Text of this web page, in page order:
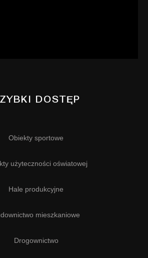
DOSTĘP
Obiekty sportowe
użyteczności oświatowej
Hale produkcyjne
mieszkaniowe
Drogownictwo